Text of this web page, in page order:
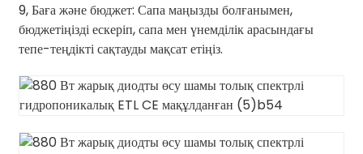
9, Баға және бюджет: Сапа маңызды болғанымен,
бюджетіңізді ескеріп, сапа мен үнемділік арасындағы
тепе-теңдікті сақтауды мақсат етіңіз.